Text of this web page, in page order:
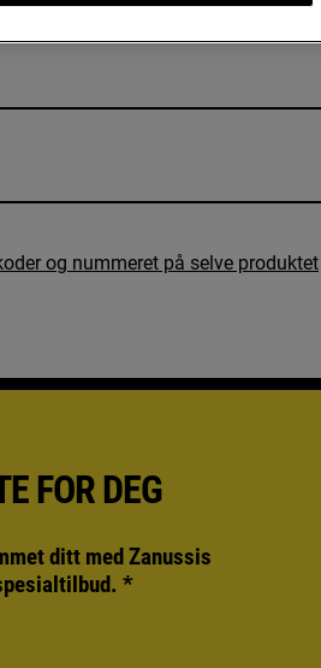
og nummeret på selve produktet
FOR DEG
ditt med Zanussis
*